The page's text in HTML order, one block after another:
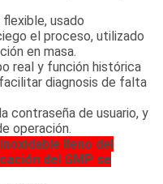
usado
el proceso, utilizado
en masa.
real y función histórica
diagnosis de falta
contraseña de usuario, y
operación.
lleno del
del GMP se